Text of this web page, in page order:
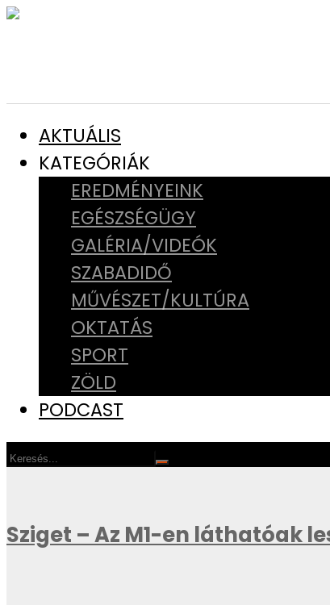
AKTUÁLIS
KATEGÓRIÁK
EREDMÉNYEINK
EGÉSZSÉGÜGY
GALÉRIA/VIDEÓK
SZABADIDŐ
MŰVÉSZET/KULTÚRA
OKTATÁS
SPORT
ZÖLD
PODCAST
Sziget – Az M1-en láthatóak